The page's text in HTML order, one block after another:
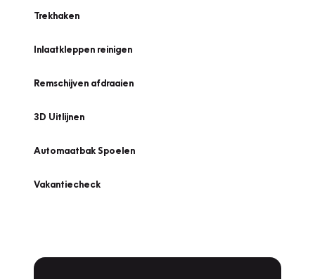
Trekhaken
Inlaatkleppen reinigen
Remschijven afdraaien
3D Uitlijnen
Automaatbak Spoelen
Vakantiecheck